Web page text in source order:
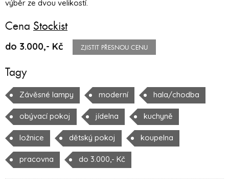
výběr ze dvou velikostí.
Cena Stockist
do 3.000,- Kč ZJISTIT PŘESNOU CENU
Tagy
Závěsné lampy moderní hala/chodba
obývací pokoj jídelna kuchyně
ložnice dětský pokoj koupelna
pracovna do 3.000,- Kč